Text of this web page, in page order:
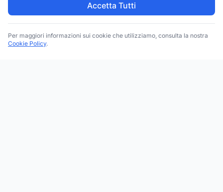
Accetta Tutti
Per maggiori informazioni sui cookie che utilizziamo, consulta la nostra
Cookie Policy.